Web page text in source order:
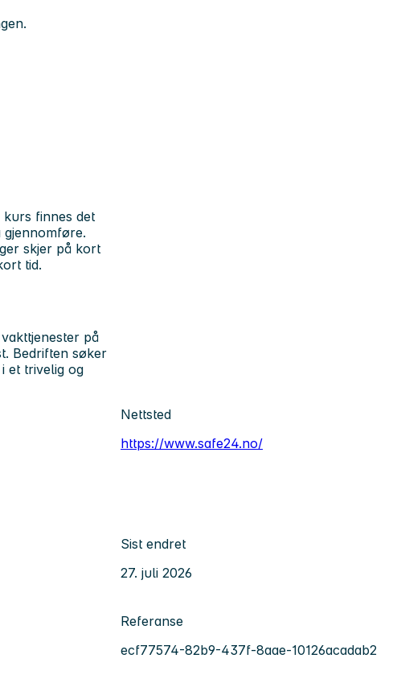
finnes det
skjer på kort
tid.
på
Bedriften søker
et trivelig og
Nettsted
https://www.safe24.no/
Sist endret
27. juli 2026
Referanse
ecf77574-82b9-437f-8aae-10126acadab2